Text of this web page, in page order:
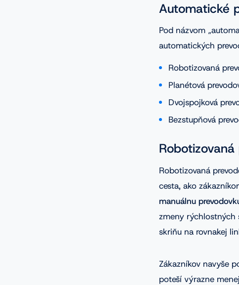
Automatické
Pod názvom
automatických
Robotizovaná
Planétová
Dvojspojková
Bezstupňová
Robotizovaná
cesta, ako
manuálnu
zmeny rýchlostných
skriňu na rovnakej
Zákazníkov navyše
poteší výrazne